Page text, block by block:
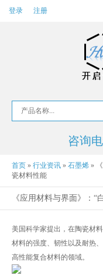
登录 注册
咨询
首页 » 行业资讯 » 石墨烯 »
瓷材料性能
《应用材料与界面》：
美国科学家提出，在陶瓷材
材料的强度、韧性以及耐热
高性能复合材料的领域。